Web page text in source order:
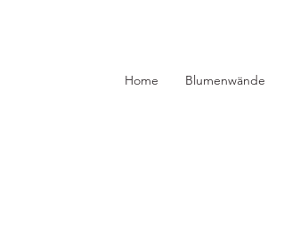
Home Blumenwände